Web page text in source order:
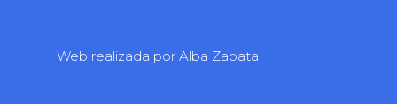
Web realizada por Alba Zapata